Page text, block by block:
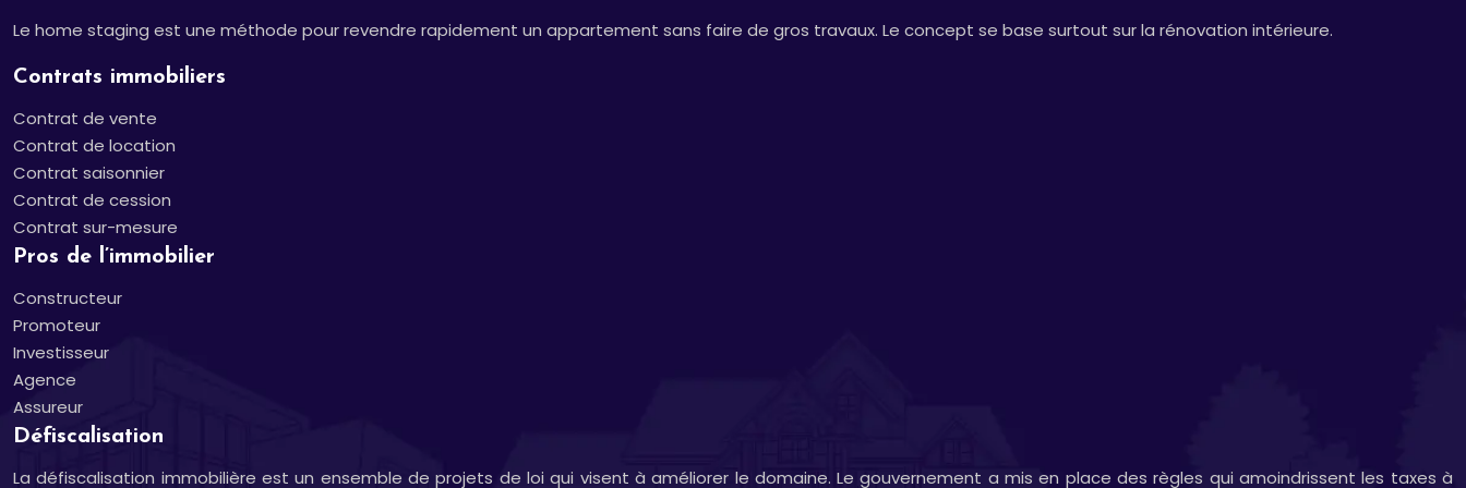
Le home staging est une méthode pour revendre rapidement un appartement sans faire de gros travaux. Le concept se base surtout sur la rénovation intérieure.
Contrats immobiliers
Contrat de vente
Contrat de location
Contrat saisonnier
Contrat de cession
Contrat sur-mesure
Pros de l’immobilier
Constructeur
Promoteur
Investisseur
Agence
Assureur
Défiscalisation
La défiscalisation immobilière est un ensemble de projets de loi qui visent à améliorer le domaine. Le gouvernement a mis en place des règles qui amoindrissent les taxes à